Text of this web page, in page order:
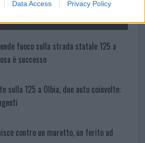
Data Access Privacy Policy
p
p
fuoco sulla strada statale 125 a
è successo
sulla 125 a Olbia, due auto coinvolte:
contro un muretto, un ferito ad